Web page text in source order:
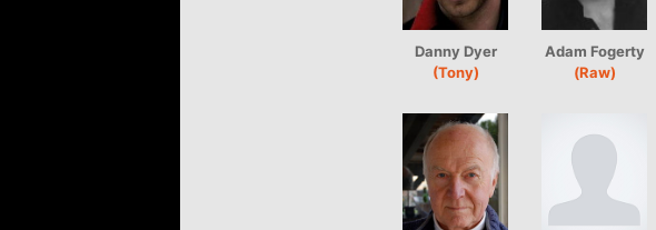
Danny Dyer
(Tony)
Adam Fogerty
(Raw)